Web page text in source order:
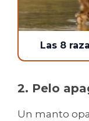
Las 8
2. Pelo
Un manto